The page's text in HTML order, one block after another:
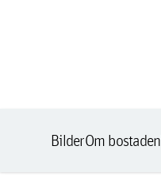
BilderOm bostaden